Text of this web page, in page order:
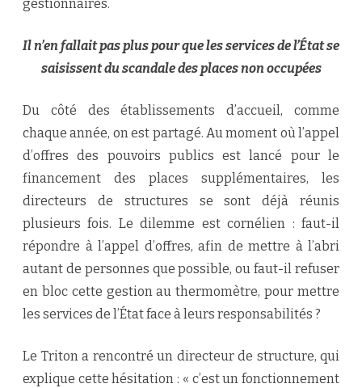
gestionnaires.
Il n’en fallait pas plus pour que les services de l’État se
saisissent du scandale des places non occupées
Du côté des établissements d’accueil, comme
chaque année, on est partagé. Au moment où l’appel
d’offres des pouvoirs publics est lancé pour le
financement des places supplémentaires, les
directeurs de structures se sont déjà réunis
plusieurs fois. Le dilemme est cornélien : faut-il
répondre à l’appel d’offres, afin de mettre à l’abri
autant de personnes que possible, ou faut-il refuser
en bloc cette gestion au thermomètre, pour mettre
les services de l’État face à leurs responsabilités ?
Le Triton a rencontré un directeur de structure, qui
explique cette hésitation : « c’est un fonctionnement